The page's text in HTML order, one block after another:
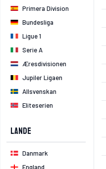
Primera Division
Bundesliga
Ligue 1
Serie A
Æresdivisionen
Jupiler Ligaen
Allsvenskan
Eliteserien
Lande
Danmark
England